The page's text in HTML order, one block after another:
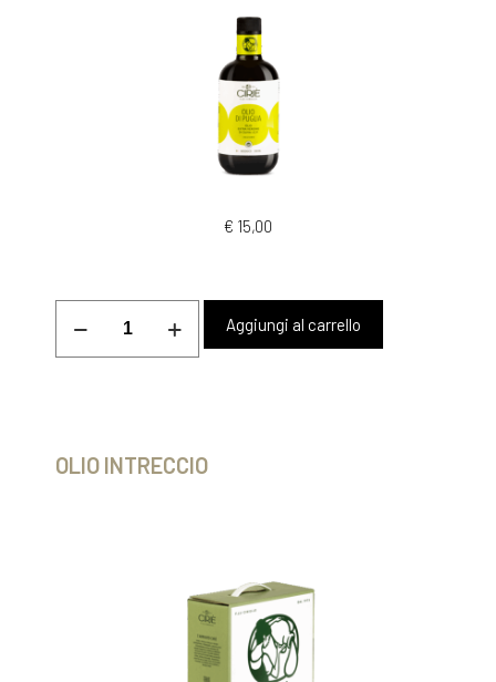
€ 15,00
Aggiungi al carrello
OLIO INTRECCIO